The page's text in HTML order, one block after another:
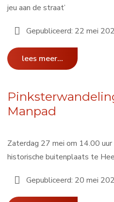
jeu aan de straat’
Gepubliceerd: 22 mei
lees meer...
Manpad
Zaterdag 27 mei om 14.00
historische buitenplaats te
Gepubliceerd: 20 mei